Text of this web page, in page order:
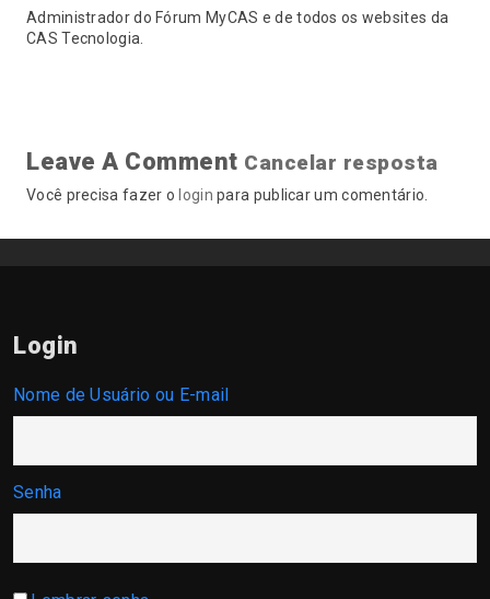
Administrador do Fórum MyCAS e de todos os websites da
CAS Tecnologia.
Leave A Comment Cancelar resposta
Você precisa fazer o login para publicar um comentário.
Login
Nome de Usuário ou E-mail
Senha